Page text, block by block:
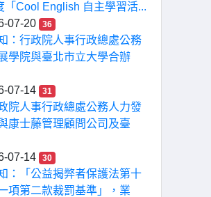
「Cool English 自主學習活...
07-20
36
：行政院人事行政總處公務
學院與臺北市立大學合辦
07-14
31
院人事行政總處公務人力發
康士藤管理顧問公司及臺
07-14
30
：「公益揭弊者保護法第十
項第二款裁罰基準」，業